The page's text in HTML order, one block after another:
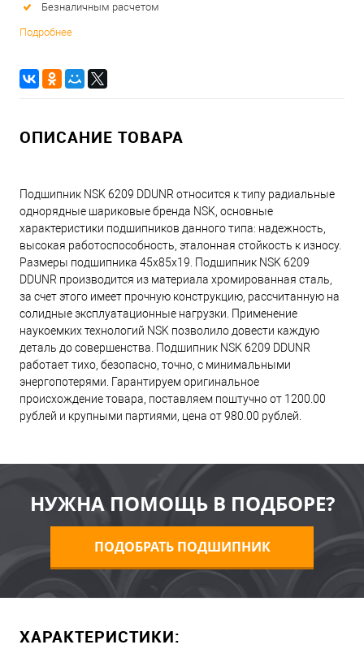
Безналичным расчетом
Подробнее
ОПИСАНИЕ ТОВАРА
Подшипник NSK 6209 DDUNR относится к типу радиальные
однорядные шариковые бренда NSK, основные
характеристики подшипников данного типа: надежность,
высокая работоспособность, эталонная стойкость к износу.
Размеры подшипника 45x85x19. Подшипник NSK 6209
DDUNR производится из материала хромированная сталь,
за счет этого имеет прочную конструкцию, рассчитанную на
солидные эксплуатационные нагрузки. Применение
наукоемких технологий NSK позволило довести каждую
деталь до совершенства. Подшипник NSK 6209 DDUNR
работает тихо, безопасно, точно, с минимальными
энергопотерями. Гарантируем оригинальное
происхождение товара, поставляем поштучно от 1200.00
рублей и крупными партиями, цена от 980.00 рублей.
НУЖНА ПОМОЩЬ В ПОДБОРЕ?
ПОДОБРАТЬ ПОДШИПНИК
ХАРАКТЕРИСТИКИ: